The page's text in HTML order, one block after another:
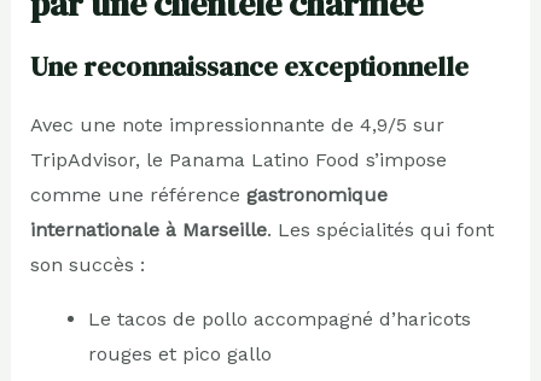
Une reconnaissance exceptionnelle
Avec une note impressionnante de 4,9/5 sur
TripAdvisor, le Panama Latino Food s’impose
comme une référence gastronomique
internationale à Marseille. Les spécialités qui font
son succès :
Le tacos de pollo accompagné d’haricots
rouges et pico gallo